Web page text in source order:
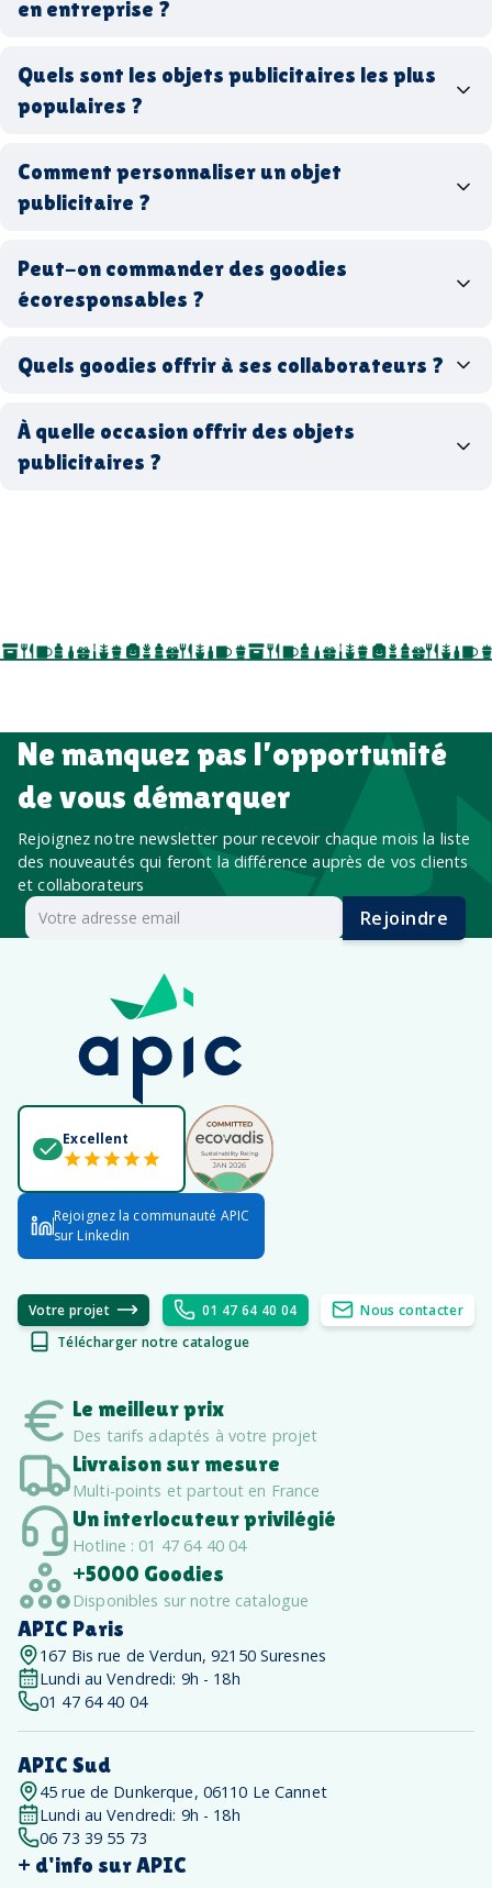
en entreprise ?
Quels sont les objets publicitaires les plus
populaires ?
stylos personnalisés
tote bags publicitaires
gourdes réutilisables
France Made in Europe goodies hi-tech
Comment personnaliser un objet
publicitaire ?
Peut-on commander des goodies
écoresponsables ?
goodies écologiques
recyclés, fabriqués en France ou en Europe,
biodégradables ou réutilisables
Quels goodies offrir à ses collaborateurs ?
entreprise
goodies utiles au bureau
À quelle occasion offrir des objets
publicitaires ?
salon professionnel
Ne manquez pas l’opportunité
de vous démarquer
Rejoignez notre newsletter pour recevoir chaque mois la liste
des nouveautés qui feront la différence auprès de vos clients
et collaborateurs
Rejoindre
Excellent
Rejoignez la communauté APIC
sur Linkedin
Votre projet 01 47 64 40 04
Nous contacter
Télécharger notre catalogue
Le meilleur prix
Des tarifs adaptés à votre projet
Livraison sur mesure
Multi-points et partout en France
Un interlocuteur privilégié
Hotline : 01 47 64 40 04
+5000 Goodies
Disponibles sur notre catalogue
APIC Paris
167 Bis rue de Verdun, 92150 Suresnes
Lundi au Vendredi: 9h - 18h
01 47 64 40 04
APIC Sud
45 rue de Dunkerque, 06110 Le Cannet
Lundi au Vendredi: 9h - 18h
06 73 39 55 73
+ d'info sur APIC